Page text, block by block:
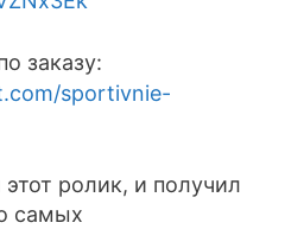
заказу:
sportivnie-
этот ролик, и получил
самых